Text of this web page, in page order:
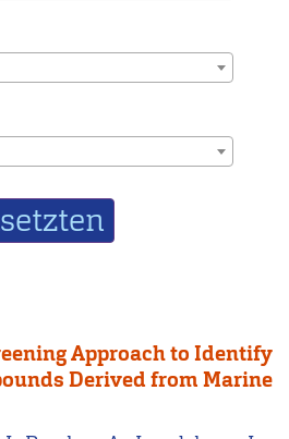
Approach to Identify
Derived from Marine